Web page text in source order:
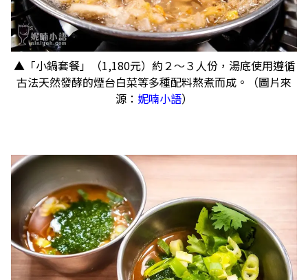
▲「小鍋套餐」（1,180元）約２～３人份，湯底使用遵循
古法天然發酵的煙台白菜等多種配料熬煮而成。（圖片來
源： 妮喃小語）